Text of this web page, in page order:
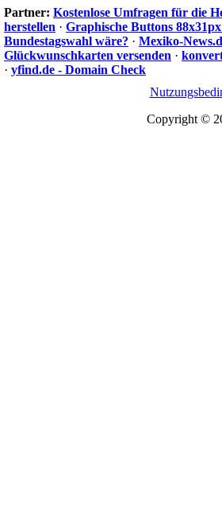
Partner: Kostenlose Umfragen für die
herstellen · Graphische Buttons
Bundestagswahl wäre? · Mexiko-
Glückwunschkarten versenden ·
· yfind.de - Domain Check
Copyright ©